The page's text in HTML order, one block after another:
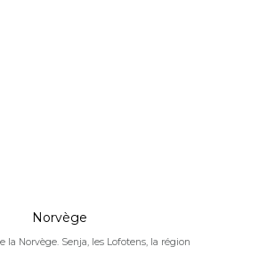
Norvège
la Norvège. Senja, les Lofotens, la région